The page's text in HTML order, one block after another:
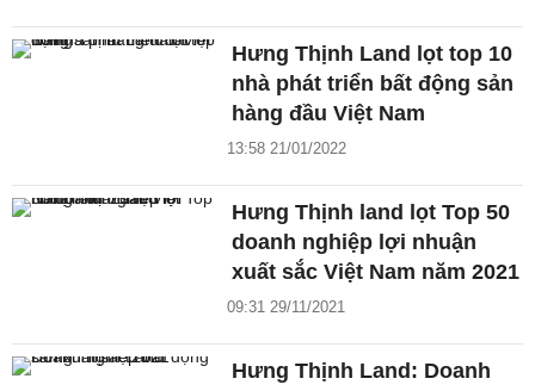
Hưng Thịnh Land lọt top 10
nhà phát triển bất động sản
hàng đầu Việt Nam
13:58 21/01/2022
Hưng Thịnh land lọt Top 50
doanh nghiệp lợi nhuận
xuất sắc Việt Nam năm 2021
09:31 29/11/2021
Hưng Thịnh Land: Doanh